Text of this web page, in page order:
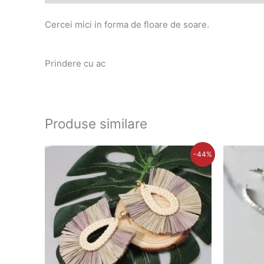
Cercei mici in forma de floare de soare.
Prindere cu ac
Produse similare
-44%
Prețul
inițial
a
fost:
75,00 lei.
Prețul
curent
este:
42,00 lei.
a